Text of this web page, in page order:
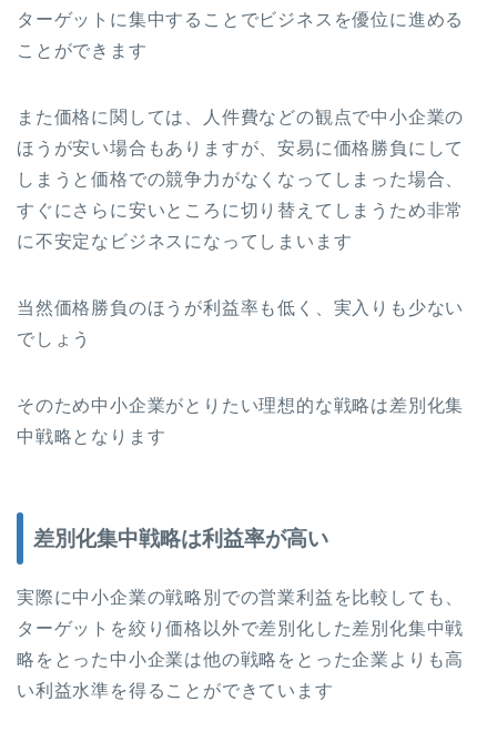
ターゲットに集中することでビジネスを優位に進める
ことができます
また価格に関しては、人件費などの観点で中小企業の
ほうが安い場合もありますが、安易に価格勝負にして
しまうと価格での競争力がなくなってしまった場合、
すぐにさらに安いところに切り替えてしまうため非常
に不安定なビジネスになってしまいます
当然価格勝負のほうが利益率も低く、実入りも少ない
でしょう
そのため中小企業がとりたい理想的な戦略は差別化集
中戦略となります
差別化集中戦略は利益率が高い
実際に中小企業の戦略別での営業利益を比較しても、
ターゲットを絞り価格以外で差別化した差別化集中戦
略をとった中小企業は他の戦略をとった企業よりも高
い利益水準を得ることができています